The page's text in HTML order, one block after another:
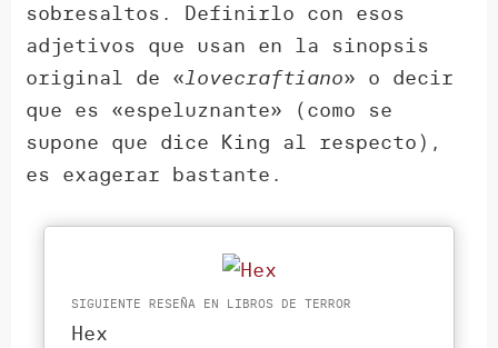
sobresaltos. Definirlo con esos
adjetivos que usan en la sinopsis
original de «lovecraftiano» o decir
que es «espeluznante» (como se
supone que dice King al respecto),
es exagerar bastante.
SIGUIENTE RESEÑA EN LIBROS DE TERROR
Hex